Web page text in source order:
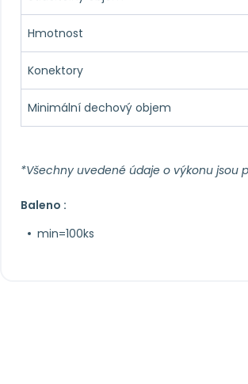
Hmotnost
Konektory
Minimální dechový objem
*Všechny uvedené údaje o výkonu jsou
Baleno :
min=100ks